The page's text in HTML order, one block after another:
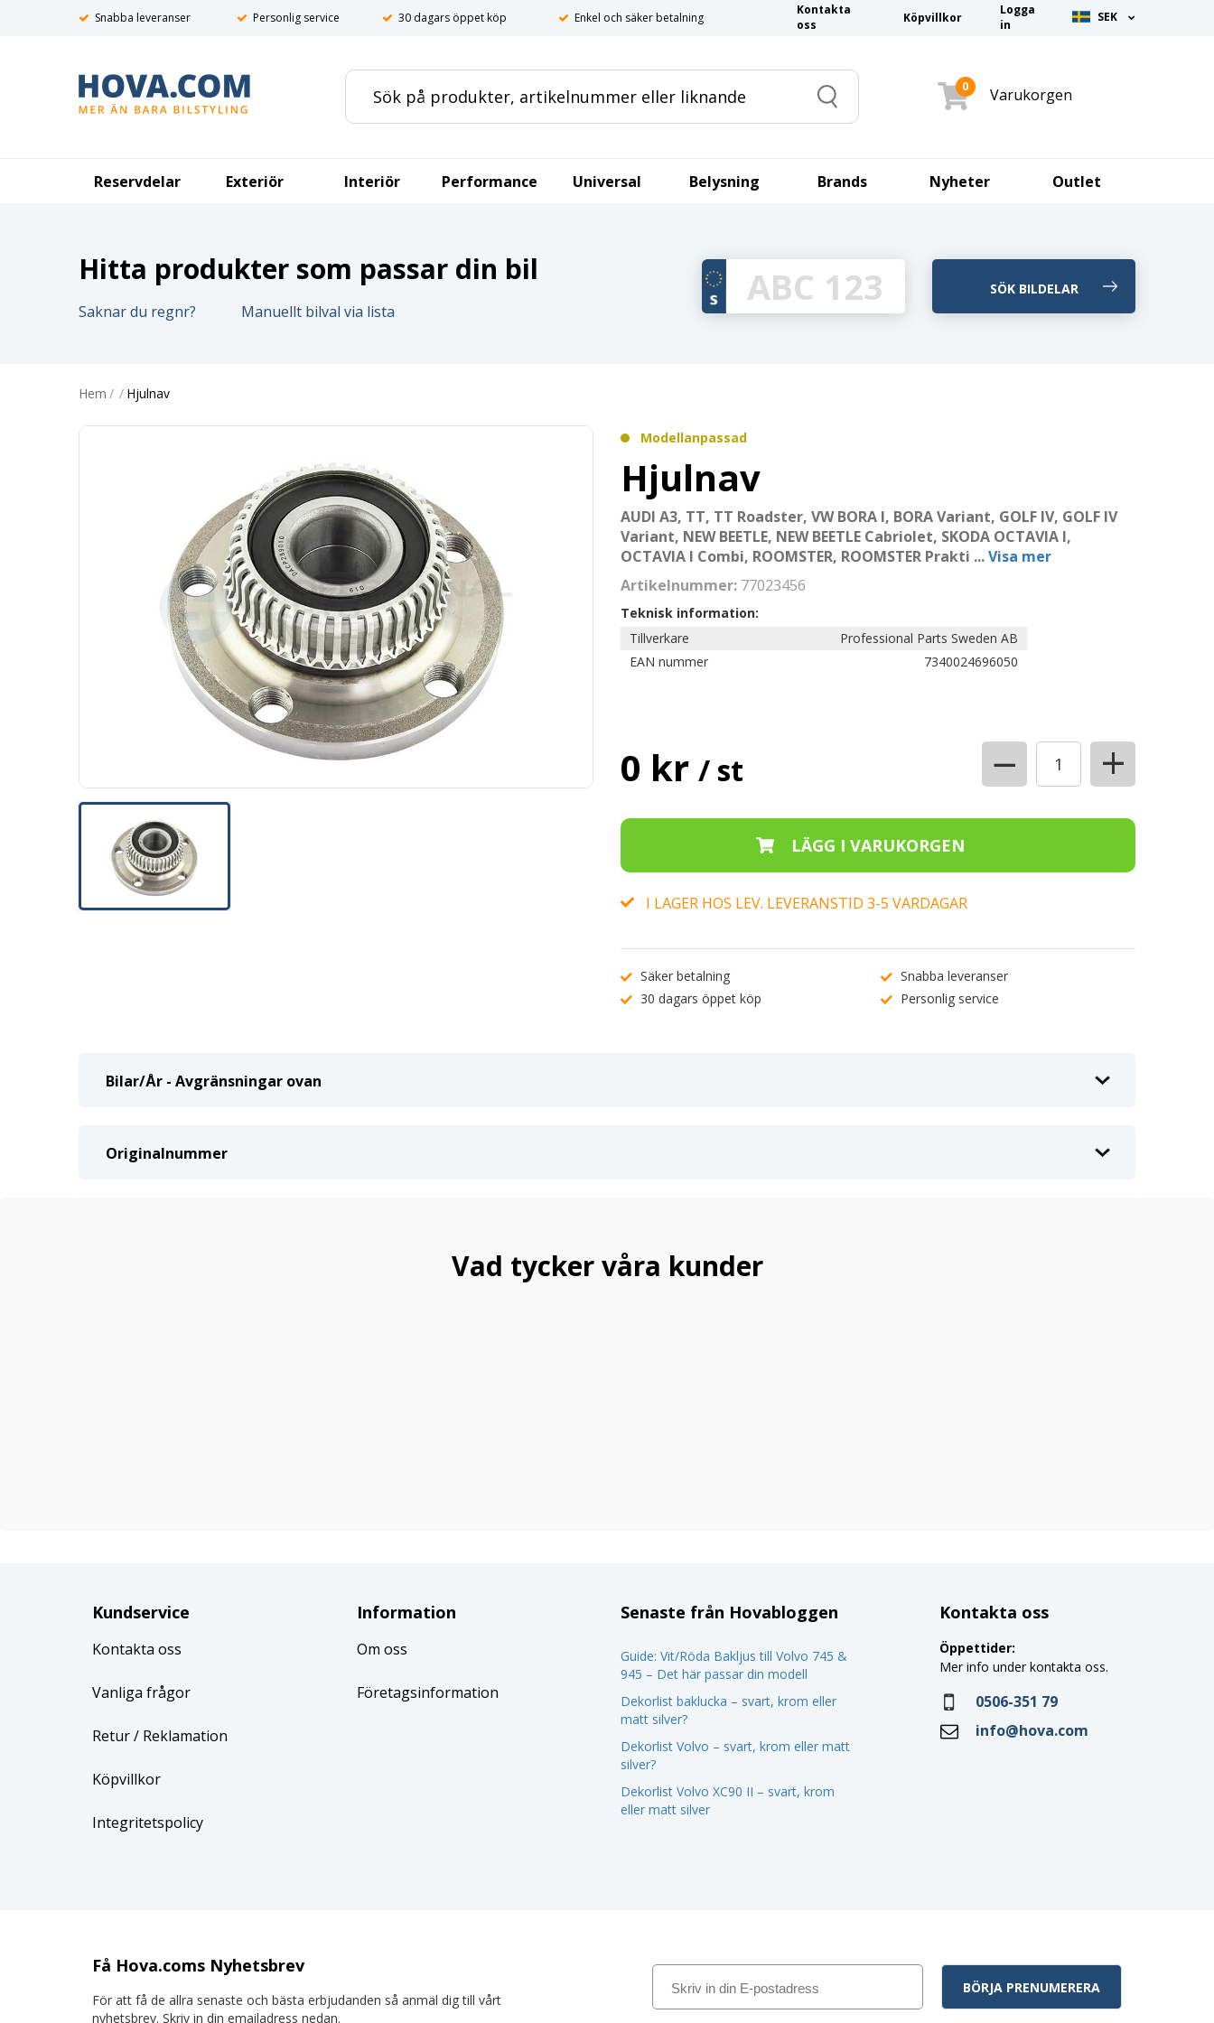
Snabba leveranser Personlig service 30 dagars öppet köp Enkel och säker betalning
Kontakta
oss
Köpvillkor
Logga
in
SEK
Search
0 Varukorgen
Reservdelar Exteriör Interiör Performance Universal Belysning Brands Nyheter Outlet
Hitta produkter som passar din bil
Saknar du regnr? Manuellt bilval via lista
Hem / / Hjulnav
Modellanpassad
Hjulnav
AUDI A3, TT, TT Roadster, VW BORA I, BORA Variant, GOLF IV, GOLF IV
Variant, NEW BEETLE, NEW BEETLE Cabriolet, SKODA OCTAVIA I,
OCTAVIA I Combi, ROOMSTER, ROOMSTER Prakti ...Visa mer
Artikelnummer: 77023456
Teknisk information:
Tillverkare
Professional Parts Sweden AB
EAN nummer
7340024696050
0 kr / st − +
I LAGER HOS LEV. LEVERANSTID 3-5 VARDAGAR
Säker betalning
Snabba leveranser
30 dagars öppet köp
Personlig service
Bilar/År - Avgränsningar ovan
Originalnummer
Vad tycker våra kunder
Kundservice
Kontakta oss
Vanliga frågor
Retur/ Reklamation
Köpvillkor
Integritetspolicy
Information
Om oss
Företagsinformation
Senaste från Hovabloggen
Guide: Vit/Röda Bakljus till Volvo 745 &
945 – Det här passar din modell
Dekorlist baklucka – svart, krom eller
matt silver?
Dekorlist Volvo – svart, krom eller matt
silver?
Dekorlist Volvo XC90 II – svart, krom
eller matt silver
Kontakta oss
Öppettider:
Mer info under kontakta oss.
0506-351 79
info@hova.com
Få Hova.coms Nyhetsbrev
För att få de allra senaste och bästa erbjudanden så anmäl dig till vårt
nyhetsbrev. Skriv in din emailadress nedan.